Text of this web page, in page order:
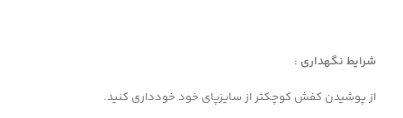
شرایط نگهداری :
از پوشیدن کفش کوچکتر از سایزپای خود خودداری کنید.